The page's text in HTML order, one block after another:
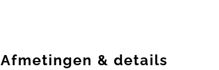
Afmetingen & details